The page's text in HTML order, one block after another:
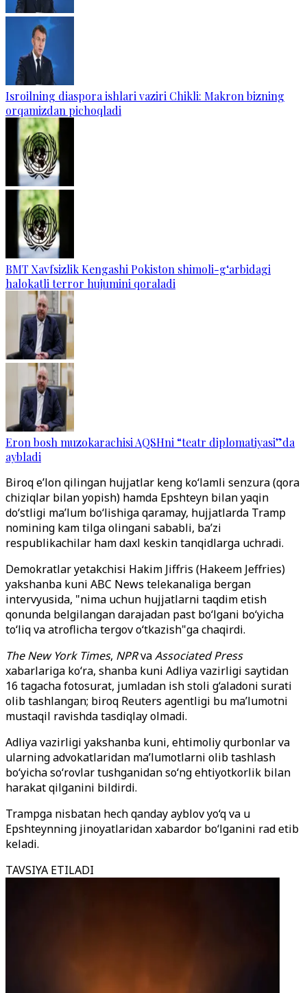
Isroilning diaspora ishlari vaziri Chikli: Makron bizning
orqamizdan pichoqladi
BMT Xavfsizlik Kengashi Pokiston shimoli-g‘arbidagi
halokatli terror hujumini qoraladi
Eron bosh muzokarachisi AQSHni “teatr diplomatiyasi”da
aybladi
Biroq e’lon qilingan hujjatlar keng ko‘lamli senzura (qora
chiziqlar bilan yopish) hamda Epshteyn bilan yaqin
do‘stligi ma’lum bo‘lishiga qaramay, hujjatlarda Tramp
nomining kam tilga olingani sababli, ba’zi
respublikachilar ham daxl keskin tanqidlarga uchradi.
Demokratlar yetakchisi Hakim Jiffris (Hakeem Jeffries)
yakshanba kuni ABC News telekanaliga bergan
intervyusida, "nima uchun hujjatlarni taqdim etish
qonunda belgilangan darajadan past bo‘lgani bo‘yicha
to‘liq va atroflicha tergov o‘tkazish"ga chaqirdi.
The New York Times, NPRvaAssociated Press
xabarlariga ko‘ra, shanba kuni Adliya vazirligi saytidan
16 tagacha fotosurat, jumladan ish stoli g‘aladoni surati
olib tashlangan; biroq Reuters agentligi bu ma’lumotni
mustaqil ravishda tasdiqlay olmadi.
Adliya vazirligi yakshanba kuni, ehtimoliy qurbonlar va
ularning advokatlaridan ma’lumotlarni olib tashlash
bo‘yicha so‘rovlar tushganidan so‘ng ehtiyotkorlik bilan
harakat qilganini bildirdi.
Trampga nisbatan hech qanday ayblov yo‘q va u
Epshteynning jinoyatlaridan xabardor bo‘lganini rad etib
keladi.
TAVSIYA ETILADI